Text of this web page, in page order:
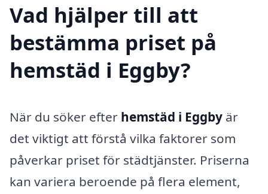
Vad hjälper till att
bestämma priset på
hemstäd i Eggby?
När du söker efter hemstäd i Eggby är
det viktigt att förstå vilka faktorer som
påverkar priset för städtjänster. Priserna
kan variera beroende på flera element,